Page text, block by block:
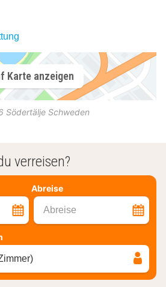
Karte anzeigen
Södertälje Schweden
verreisen?
Abreise
Abreise